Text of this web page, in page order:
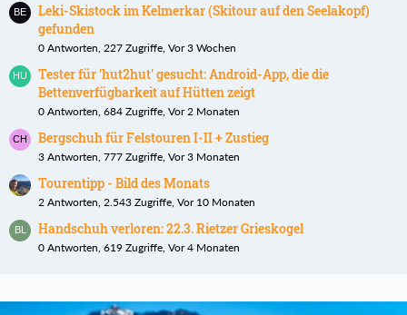
Leki-Skistock im Kelmerkar (Skitour auf den Seelakopf)
gefunden
0 Antworten, 227 Zugriffe, Vor 3 Wochen
Tester für 'hut2hut' gesucht: Android-App, die die
Bettenverfügbarkeit auf Hütten zeigt
0 Antworten, 684 Zugriffe, Vor 2 Monaten
Bergschuh für Felstouren I-II + Zustieg
3 Antworten, 777 Zugriffe, Vor 3 Monaten
Tourentipp - Bild des Monats
2 Antworten, 2.543 Zugriffe, Vor 10 Monaten
Handschuh verloren: 22.3. Rietzer Grieskogel
0 Antworten, 619 Zugriffe, Vor 4 Monaten